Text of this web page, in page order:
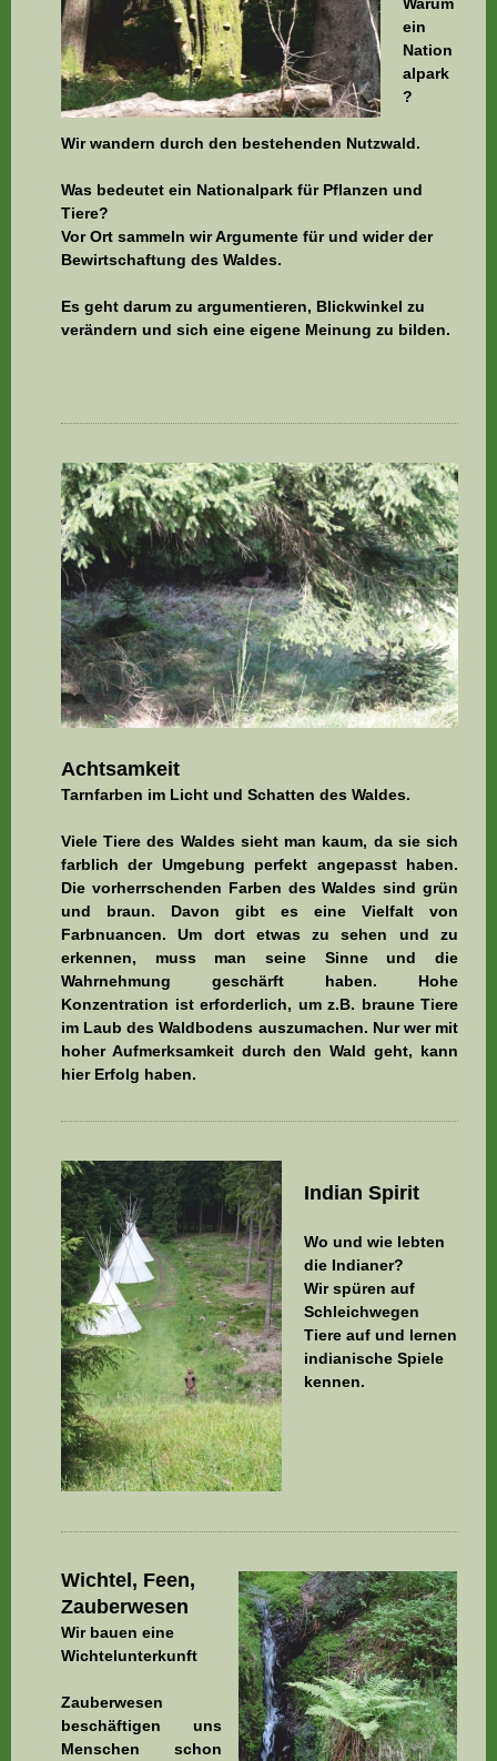
ein
Nation
alpark
?
Wir wandern durch den bestehenden Nutzwald.
Was bedeutet ein Nationalpark für Pflanzen und
Tiere?
Vor Ort sammeln wir Argumente für und wider der
Bewirtschaftung des Waldes.
Es geht darum zu argumentieren, Blickwinkel zu
verändern und sich eine eigene Meinung zu bilden.
Achtsamkeit
Tarnfarben im Licht und Schatten des Waldes.
Viele Tiere des Waldes sieht man kaum, da sie sich
farblich der Umgebung perfekt angepasst haben.
Die vorherrschenden Farben des Waldes sind grün
und braun. Davon gibt es eine Vielfalt von
Farbnuancen. Um dort etwas zu sehen und zu
erkennen, muss man seine Sinne und die
Wahrnehmung geschärft haben. Hohe
Konzentration ist erforderlich, um z.B. braune Tiere
im Laub des Waldbodens auszumachen. Nur wer mit
hoher Aufmerksamkeit durch den Wald geht, kann
hier Erfolg haben.
Indian Spirit
Wo und wie lebten
die Indianer?
Wir spüren auf
Schleichwegen
Tiere auf und lernen
indianische Spiele
kennen.
Wichtel, Feen,
Zauberwesen
Wir bauen eine
Wichtelunterkunft
Zauberwesen
beschäftigen uns
Menschen schon